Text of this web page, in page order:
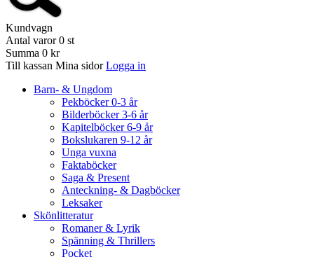
Kundvagn
Antal varor 0 st
Summa 0 kr
Till kassan Mina sidor Logga in
Barn- & Ungdom
Pekböcker 0-3 år
Bilderböcker 3-6 år
Kapitelböcker 6-9 år
Bokslukaren 9-12 år
Unga vuxna
Faktaböcker
Saga & Present
Anteckning- & Dagböcker
Leksaker
Skönlitteratur
Romaner & Lyrik
Spänning & Thrillers
Pocket